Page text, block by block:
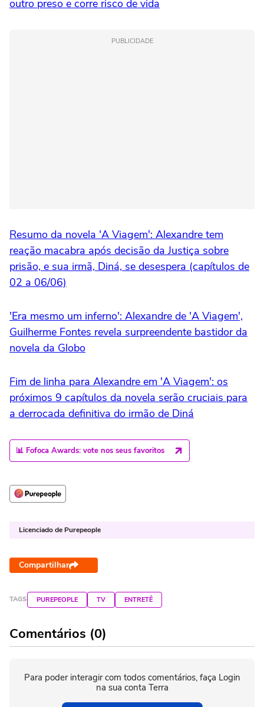
outro preso e corre risco de vida
PUBLICIDADE
Resumo da novela 'A Viagem': Alexandre tem
reação macabra após decisão da Justiça sobre
prisão, e sua irmã, Diná, se desespera (capítulos de
02 a 06/06)
'Era mesmo um inferno': Alexandre de 'A Viagem',
Guilherme Fontes revela surpreendente bastidor da
novela da Globo
Fim de linha para Alexandre em 'A Viagem': os
próximos 9 capítulos da novela serão cruciais para
a derrocada definitiva do irmão de Diná
📊 Fofoca Awards: vote nos seus favoritos
Licenciado de Purepeople
Compartilhar
TAGS PUREPEOPLE TV ENTRETÊ
Comentários (0)
Para poder interagir com todos comentários, faça Login
na sua conta Terra